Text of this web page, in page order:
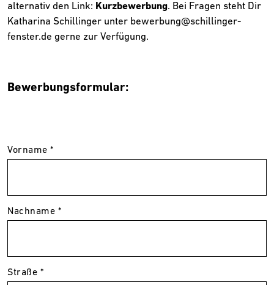
alternativ den Link: Kurzbewerbung. Bei Fragen steht Dir
Katharina Schillinger unter bewerbung@schillinger-
fenster.de gerne zur Verfügung.
Bewerbungsformular:
Vorname *
Nachname *
Straße *